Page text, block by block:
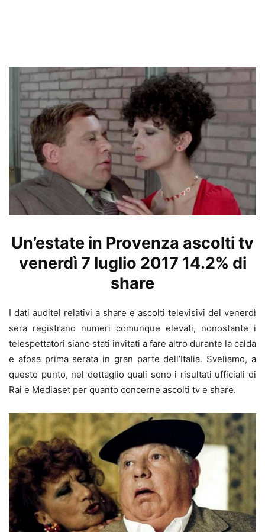
Un’estate in Provenza ascolti tv
venerdì 7 luglio 2017 14.2% di
share
I dati auditel relativi a share e ascolti televisivi del venerdì
sera registrano numeri comunque elevati, nonostante i
telespettatori siano stati invitati a fare altro durante la calda
e afosa prima serata in gran parte dell’Italia. Sveliamo, a
questo punto, nel dettaglio quali sono i risultati ufficiali di
Rai e Mediaset per quanto concerne ascolti tv e share.